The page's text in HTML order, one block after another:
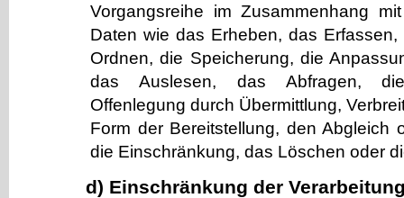
Vorgangsreihe im Zusammenhang
Daten wie das Erheben, das
Ordnen, die Speicherung, die
das Auslesen, das Abfragen,
Offenlegung durch Übermittlung,
Form der Bereitstellung, den Abgleich
die Einschränkung, das Löschen oder
d) Einschränkung der